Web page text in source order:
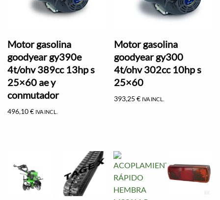
Motor gasolina
goodyear gy390e
4t/ohv 389cc 13hp s
25×60 ae y
conmutador
496,10€ IVA INCL.
Motor gasolina
goodyear gy300
4t/ohv 302cc 10hp s
25×60
393,25€ IVA INCL.